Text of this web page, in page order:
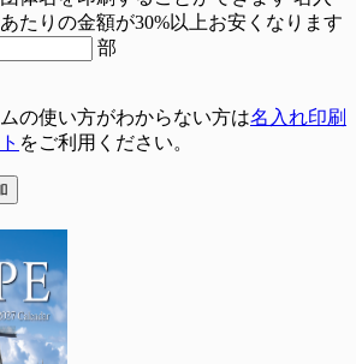
たりの金額が30%以上お安くなります
部
の使い方がわからない方は名入れ印刷
をご利用ください。